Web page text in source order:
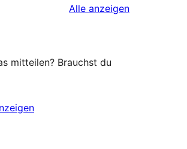
Alle Rezensionen
anzeigen
mitteilen? Brauchst du